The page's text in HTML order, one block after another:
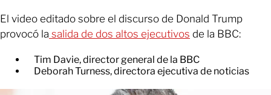
El video editado sobre el discurso de Donald Trump
provocó la salida de dos altos ejecutivos de la BBC:
Tim Davie, director general de la BBC
Deborah Turness, directora ejecutiva de noticias